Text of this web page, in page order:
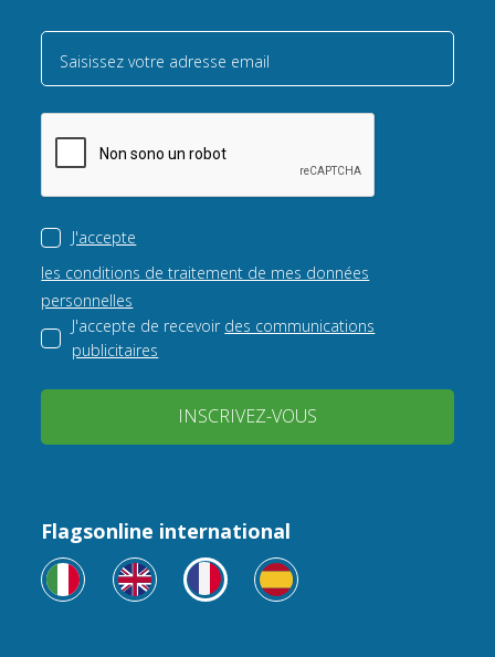
Saisissez votre adresse email
J'accepte
les conditions de traitement de mes données
personnelles
J'accepte de recevoir des communications
publicitaires
INSCRIVEZ-VOUS
Flagsonline international